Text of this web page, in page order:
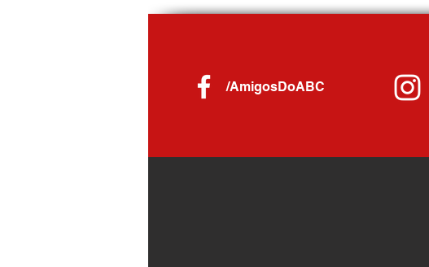
/AmigosDoABC